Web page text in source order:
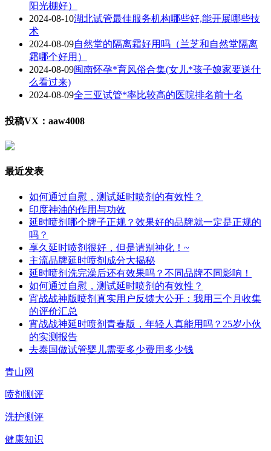
阳光棚好）
2024-08-10湖北试管最佳服务机构哪些好,能开展哪些技
术
2024-08-09自然堂的隔离霜好用吗（兰芝和自然堂隔离
霜哪个好用）
2024-08-09闽南怀孕*育风俗合集(女儿*孩子娘家要送什
么看过来)
2024-08-09全三亚试管*率比较高的医院排名前十名
投稿VX：aaw4008
最近发表
如何通过自慰，测试延时喷剂的有效性？
印度神油的作用与功效
延时喷剂哪个牌子正规？效果好的品牌就一定是正规的
吗？
享久延时喷剂很好，但是请别神化！~
主流品牌延时喷剂成分大揭秘
延时喷剂洗完澡后还有效果吗？不同品牌不同影响！
如何通过自慰，测试延时喷剂的有效性？
宵战战神版喷剂真实用户反馈大公开：我用三个月收集
的评价汇总
宵战战神延时喷剂青春版，年轻人真能用吗？25岁小伙
的实测报告
去泰国做试管婴儿需要多少费用多少钱
青山网
喷剂测评
洗护测评
健康知识